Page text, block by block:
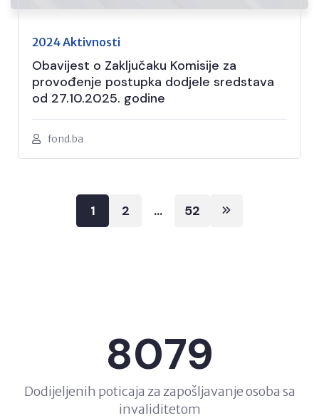
2024 Aktivnosti
Obavijest o Zaključaku Komisije za
provođenje postupka dodjele sredstava
od 27.10.2025. godine
fond.ba
Posts
pagination
1 2 … 52
8079
Dodijeljenih poticaja za zapošljavanje osoba sa
invaliditetom